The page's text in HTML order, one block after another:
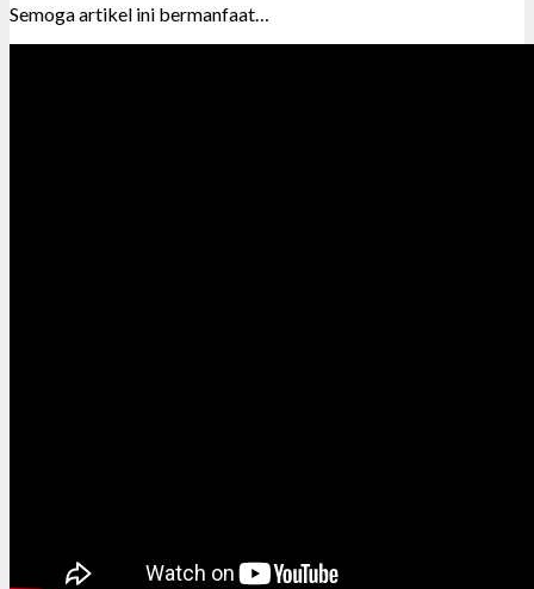
Semoga artikel ini bermanfaat…